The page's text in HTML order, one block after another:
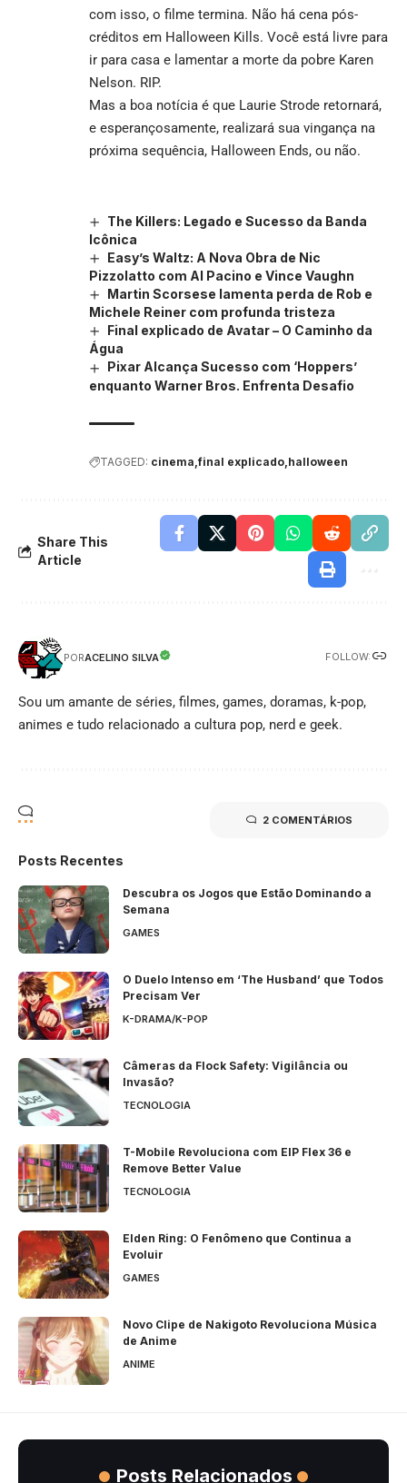
com isso, o filme termina. Não há cena pós-
créditos em Halloween Kills. Você está livre para
ir para casa e lamentar a morte da pobre Karen
Nelson. RIP.
Mas a boa notícia é que Laurie Strode retornará,
e esperançosamente, realizará sua vingança na
próxima sequência, Halloween Ends, ou não.
The Killers: Legado e Sucesso da Banda
Icônica
Easy’s Waltz: A Nova Obra de Nic
Pizzolatto com Al Pacino e Vince Vaughn
Martin Scorsese lamenta perda de Rob e
Michele Reiner com profunda tristeza
Final explicado de Avatar – O Caminho da
Água
Pixar Alcança Sucesso com ‘Hoppers’
enquanto Warner Bros. Enfrenta Desafio
TAGGED: cinema final explicado halloween
Share This
Article
PORACELINO SILVA FOLLOW:
Sou um amante de séries, filmes, games, doramas, k-pop,
animes e tudo relacionado a cultura pop, nerd e geek.
2 COMENTÁRIOS
Posts Recentes
Descubra os Jogos que Estão Dominando a
Semana
GAMES
O Duelo Intenso em ‘The Husband’ que Todos
Precisam Ver
K-DRAMA/K-POP
Câmeras da Flock Safety: Vigilância ou
Invasão?
TECNOLOGIA
T-Mobile Revoluciona com EIP Flex 36 e
Remove Better Value
TECNOLOGIA
Elden Ring: O Fenômeno que Continua a
Evoluir
GAMES
Novo Clipe de Nakigoto Revoluciona Música
de Anime
ANIME
Posts Relacionados